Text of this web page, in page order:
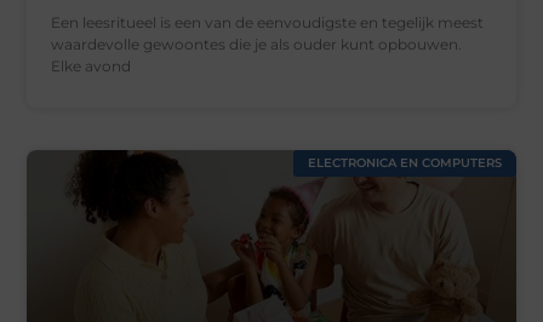
Een leesritueel is een van de eenvoudigste en tegelijk meest
waardevolle gewoontes die je als ouder kunt opbouwen.
Elke avond
ELECTRONICA EN COMPUTERS